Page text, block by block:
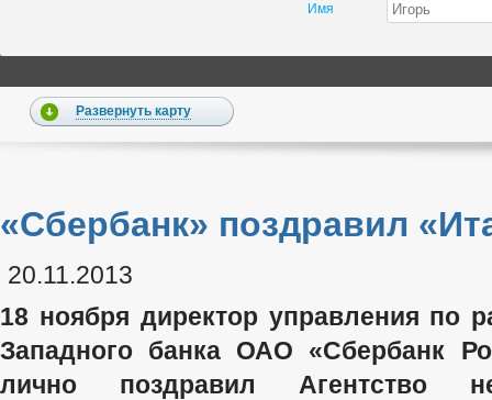
Имя
Развернуть карту
«Сбербанк» поздравил
20.11.2013
18 ноября директор управления по
Западного банка ОАО «Сбербанк
лично поздравил Агентство